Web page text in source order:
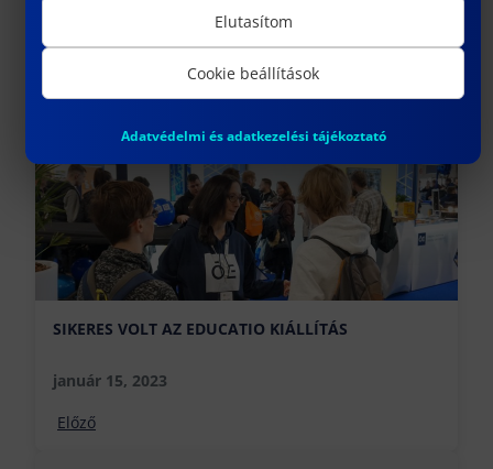
További híreink
SIKERES VOLT AZ EDUCATIO KIÁLLÍTÁS
január 15, 2023
Előző
Elutasítom
Cookie beállítások
Adatvédelmi és adatkezelési tájékoztató